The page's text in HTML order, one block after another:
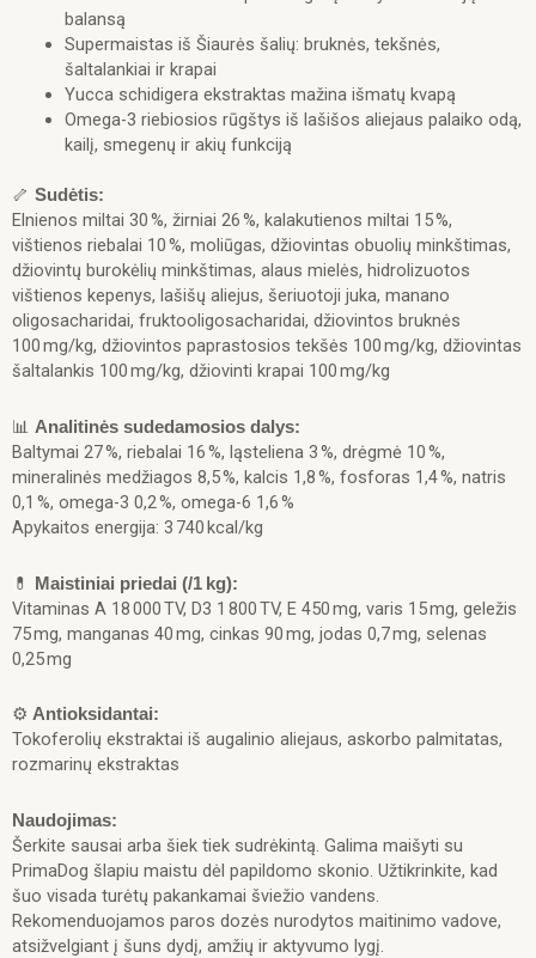
balansą
Supermaistas iš Šiaurės šalių: bruknės, tekšnės,
šaltalankiai ir krapai
Yucca schidigera ekstraktas mažina išmatų kvapą
Omega-3 riebiosios rūgštys iš lašišos aliejaus palaiko odą,
kailį, smegenų ir akių funkciją
🦴 Sudėtis:
Elnienos miltai 30 %, žirniai 26 %, kalakutienos miltai 15 %,
vištienos riebalai 10 %, moliūgas, džiovintas obuolių minkštimas,
džiovintų burokėlių minkštimas, alaus mielės, hidrolizuotos
vištienos kepenys, lašišų aliejus, šeriuotoji juka, manano
oligosacharidai, fruktooligosacharidai, džiovintos bruknės
100 mg/kg, džiovintos paprastosios tekšės 100 mg/kg, džiovintas
šaltalankis 100 mg/kg, džiovinti krapai 100 mg/kg
📊 Analitinės sudedamosios dalys:
Baltymai 27 %, riebalai 16 %, ląsteliena 3 %, drėgmė 10 %,
mineralinės medžiagos 8,5 %, kalcis 1,8 %, fosforas 1,4 %, natris
0,1 %, omega-3 0,2 %, omega-6 1,6 %
Apykaitos energija: 3 740 kcal/kg
💊 Maistiniai priedai (/1 kg):
Vitaminas A 18 000 TV, D3 1 800 TV, E 450 mg, varis 15 mg, geležis
75 mg, manganas 40 mg, cinkas 90 mg, jodas 0,7 mg, selenas
0,25 mg
⚙️ Antioksidantai:
Tokoferolių ekstraktai iš augalinio aliejaus, askorbo palmitatas,
rozmarinų ekstraktas
Naudojimas:
Šerkite sausai arba šiek tiek sudrėkintą. Galima maišyti su
PrimaDog šlapiu maistu dėl papildomo skonio. Užtikrinkite, kad
šuo visada turėtų pakankamai šviežio vandens.
Rekomenduojamos paros dozės nurodytos maitinimo vadove,
atsižvelgiant į šuns dydį, amžių ir aktyvumo lygį.